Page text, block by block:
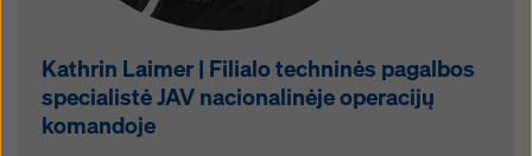
Kathrin Laimer | Filialo techninės pagalbos
specialistė JAV nacionalinėje operacijų
komandoje